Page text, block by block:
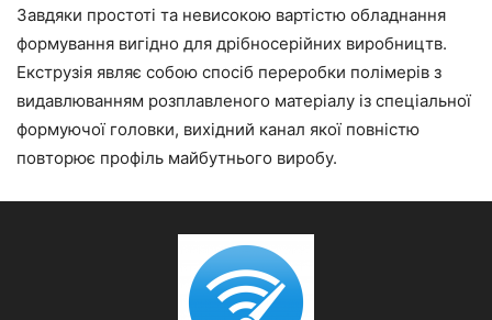
Завдяки простоті та невисокою вартістю обладнання
формування вигідно для дрібносерійних виробництв.
Екструзія являє собою спосіб переробки полімерів з
видавлюванням розплавленого матеріалу із спеціальної
формуючої головки, вихідний канал якої повністю
повторює профіль майбутнього виробу.